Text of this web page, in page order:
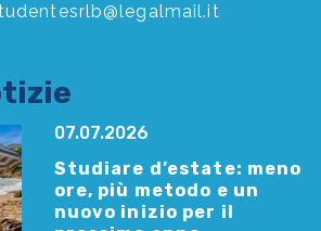
07.07.2026
Studiare d’estate: meno
ore, più metodo e un
nuovo inizio per il